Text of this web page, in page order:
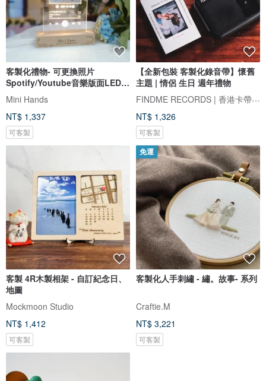
客製化禮物- 可更換照片
Spotify/Youtube音樂版面LED
發光相架
Mini Hands
NT$ 1,337
可客製
【全新包裝 客製化錄音帶】懷舊
主題 | 情侶 生日 週年禮物
FINDME RECORDS | 香港卡帶唱片生活店
NT$ 1,326
可客製
客製 4R木製相架 - 自訂紀念日、
地圖
Mockmoon Studio
NT$ 1,412
可客製
免運
客製化人手刺繡 - 繡。故事- 系列
Craftie.M
NT$ 3,221
可客製